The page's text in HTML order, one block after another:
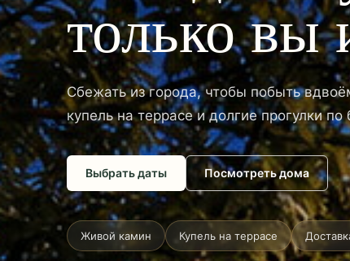
только
Сбежать из города, чтобы побыть
купель на террасе и долгие прогулки
Выбрать даты Посмотреть дома
Живой камин Купель на террасе